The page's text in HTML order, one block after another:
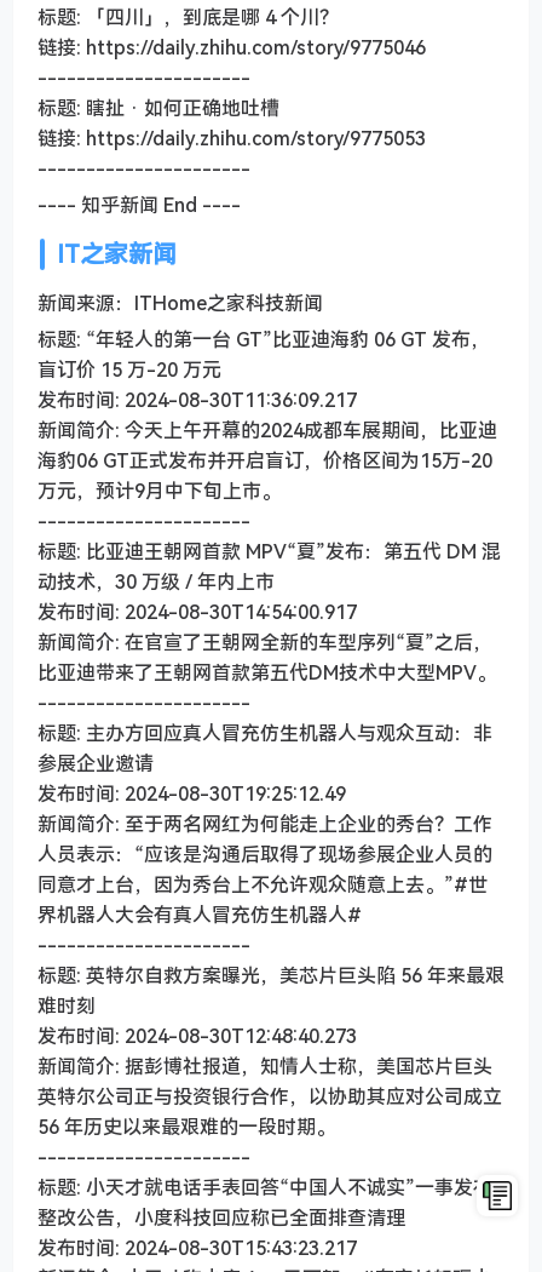
标题: 「四川」，到底是哪 4 个川？
链接: https://daily.zhihu.com/story/9775046
----------------------
标题: 瞎扯 · 如何正确地吐槽
链接: https://daily.zhihu.com/story/9775053
----------------------
---- 知乎新闻 End ----
IT之家新闻
新闻来源：ITHome之家科技新闻
标题: “年轻人的第一台 GT”比亚迪海豹 06 GT 发布，
盲订价 15 万-20 万元
发布时间: 2024-08-30T11:36:09.217
新闻简介: 今天上午开幕的2024成都车展期间，比亚迪
海豹06 GT正式发布并开启盲订，价格区间为15万-20
万元，预计9月中下旬上市。
----------------------
标题: 比亚迪王朝网首款 MPV“夏”发布：第五代 DM 混
动技术，30 万级 / 年内上市
发布时间: 2024-08-30T14:54:00.917
新闻简介: 在官宣了王朝网全新的车型序列“夏”之后，
比亚迪带来了王朝网首款第五代DM技术中大型MPV。
----------------------
标题: 主办方回应真人冒充仿生机器人与观众互动：非
参展企业邀请
发布时间: 2024-08-30T19:25:12.49
新闻简介: 至于两名网红为何能走上企业的秀台？工作
人员表示：“应该是沟通后取得了现场参展企业人员的
同意才上台，因为秀台上不允许观众随意上去。”#世
界机器人大会有真人冒充仿生机器人#
----------------------
标题: 英特尔自救方案曝光，美芯片巨头陷 56 年来最艰
难时刻
发布时间: 2024-08-30T12:48:40.273
新闻简介: 据彭博社报道，知情人士称，美国芯片巨头
英特尔公司正与投资银行合作，以协助其应对公司成立
56 年历史以来最艰难的一段时期。
----------------------
标题: 小天才就电话手表回答“中国人不诚实”一事发布
整改公告，小度科技回应称已全面排查清理
发布时间: 2024-08-30T15:43:23.217